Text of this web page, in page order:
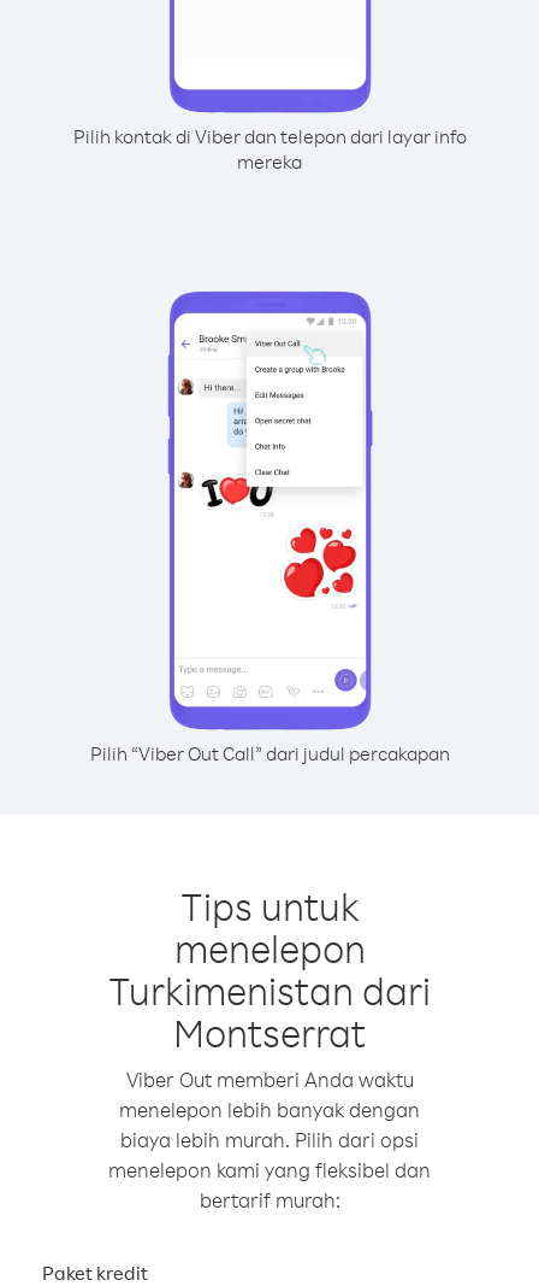
Pilih kontak di Viber dan telepon dari layar info
mereka
Pilih “Viber Out Call” dari judul percakapan
Tips untuk
menelepon
Turkimenistan dari
Montserrat
Viber Out memberi Anda waktu
menelepon lebih banyak dengan
biaya lebih murah. Pilih dari opsi
menelepon kami yang fleksibel dan
bertarif murah:
Paket kredit